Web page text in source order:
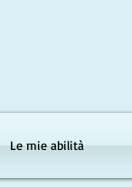
Le mie abilità